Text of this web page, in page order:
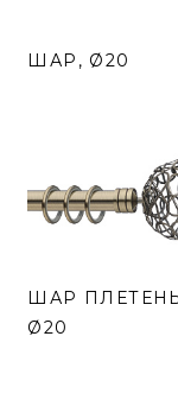
ШАР, Ø20
ШАР
Ø20